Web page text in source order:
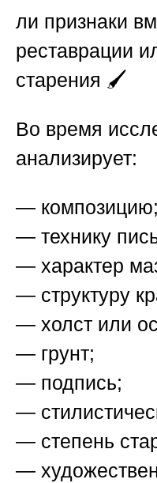
ли признаки
реставрации
старения 🖌️
Во время
анализирует:
— композицию;
— технику
— характер
— структуру
— холст или
— грунт;
— подпись;
—
— степень
—